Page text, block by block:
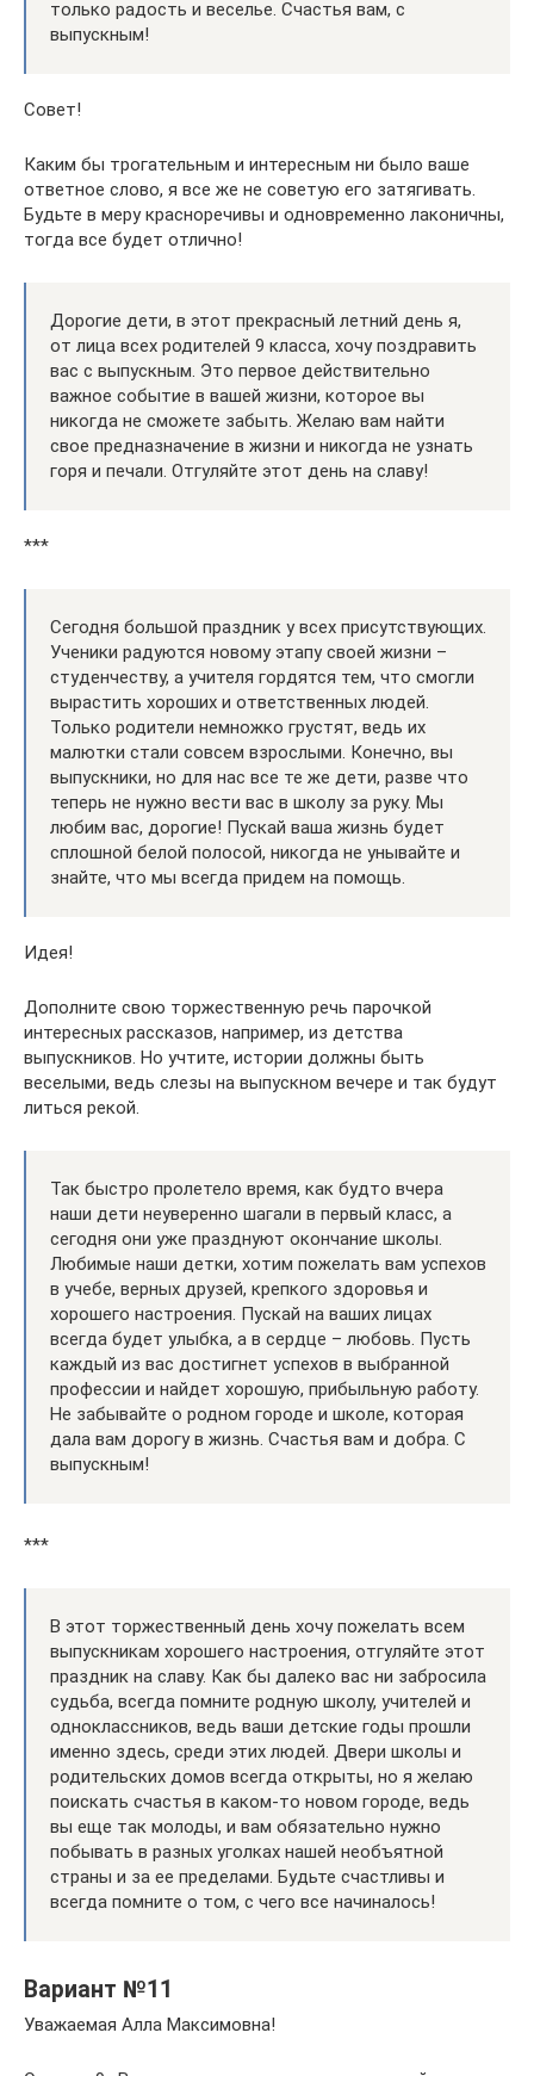
только радость и веселье. Счастья вам, с
выпускным!
Совет!
Каким бы трогательным и интересным ни было ваше
ответное слово, я все же не советую его затягивать.
Будьте в меру красноречивы и одновременно лаконичны,
тогда все будет отлично!
Дорогие дети, в этот прекрасный летний день я,
от лица всех родителей 9 класса, хочу поздравить
вас с выпускным. Это первое действительно
важное событие в вашей жизни, которое вы
никогда не сможете забыть. Желаю вам найти
свое предназначение в жизни и никогда не узнать
горя и печали. Отгуляйте этот день на славу!
***
Сегодня большой праздник у всех присутствующих.
Ученики радуются новому этапу своей жизни –
студенчеству, а учителя гордятся тем, что смогли
вырастить хороших и ответственных людей.
Только родители немножко грустят, ведь их
малютки стали совсем взрослыми. Конечно, вы
выпускники, но для нас все те же дети, разве что
теперь не нужно вести вас в школу за руку. Мы
любим вас, дорогие! Пускай ваша жизнь будет
сплошной белой полосой, никогда не унывайте и
знайте, что мы всегда придем на помощь.
Идея!
Дополните свою торжественную речь парочкой
интересных рассказов, например, из детства
выпускников. Но учтите, истории должны быть
веселыми, ведь слезы на выпускном вечере и так будут
литься рекой.
Так быстро пролетело время, как будто вчера
наши дети неуверенно шагали в первый класс, а
сегодня они уже празднуют окончание школы.
Любимые наши детки, хотим пожелать вам успехов
в учебе, верных друзей, крепкого здоровья и
хорошего настроения. Пускай на ваших лицах
всегда будет улыбка, а в сердце – любовь. Пусть
каждый из вас достигнет успехов в выбранной
профессии и найдет хорошую, прибыльную работу.
Не забывайте о родном городе и школе, которая
дала вам дорогу в жизнь. Счастья вам и добра. С
выпускным!
***
В этот торжественный день хочу пожелать всем
выпускникам хорошего настроения, отгуляйте этот
праздник на славу. Как бы далеко вас ни забросила
судьба, всегда помните родную школу, учителей и
одноклассников, ведь ваши детские годы прошли
именно здесь, среди этих людей. Двери школы и
родительских домов всегда открыты, но я желаю
поискать счастья в каком-то новом городе, ведь
вы еще так молоды, и вам обязательно нужно
побывать в разных уголках нашей необъятной
страны и за ее пределами. Будьте счастливы и
всегда помните о том, с чего все начиналось!
Вариант №11
Уважаемая Алла Максимовна!